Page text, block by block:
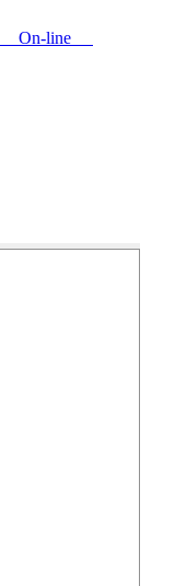
On-line